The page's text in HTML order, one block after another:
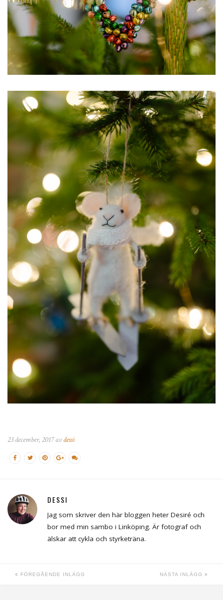
23 december, 2017 avdessi
DESSI
Jag som skriver den här bloggen heter Desiré och
bor med min sambo i Linköping. Är fotograf och
älskar att cykla och styrketräna.
FÖREGÅENDE INLÄGG NÄSTA INLÄGG